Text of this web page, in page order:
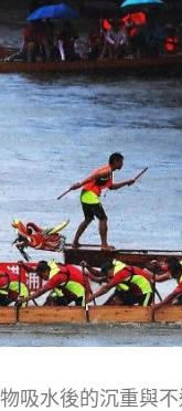
吸水後的沉重與